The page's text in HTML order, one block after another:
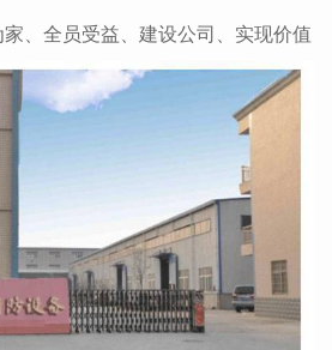
、全员受益、建设公司、实现价值